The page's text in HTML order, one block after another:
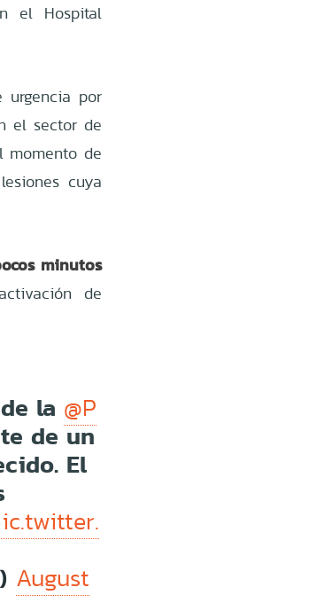
el Hospital
urgencia por
el sector de
momento de
cuya
minutos
de
la @P
de un
El
August